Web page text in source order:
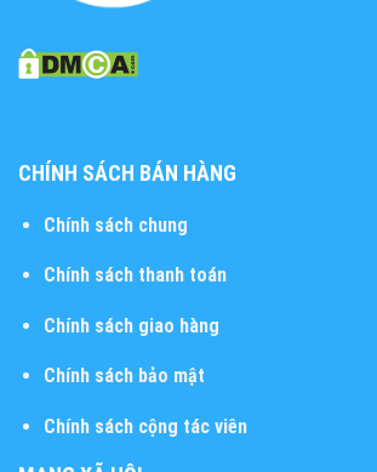
CHÍNH SÁCH BÁN HÀNG
Chính sách chung
Chính sách thanh toán
Chính sách giao hàng
Chính sách bảo mật
Chính sách cộng tác viên